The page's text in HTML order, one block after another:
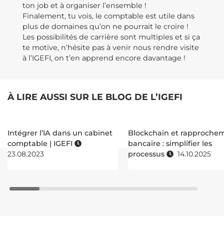
ton job et à organiser l’ensemble !
Finalement, tu vois, le comptable est utile dans
plus de domaines qu’on ne pourrait le croire !
Les possibilités de carrière sont multiples et si ça
te motive, n’hésite pas à venir nous rendre visite
à l’IGEFI, on t’en apprend encore davantage !
À LIRE AUSSI SUR LE BLOG DE L’IGEFI
Intégrer l’IA dans un cabinet
comptable | IGEFI
23.08.2023
Blockchain et
bancaire : simplifier les
processus
14.10.2025